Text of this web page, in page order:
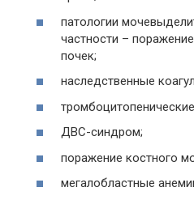
патологии
частности –
почек;
наследственные
ДВС-синдром;
поражение костного
мегалобластные